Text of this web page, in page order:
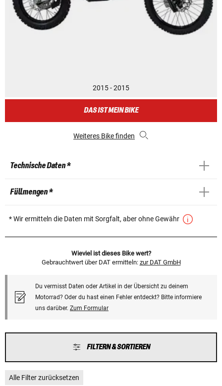
2015 - 2015
DAS IST MEIN BIKE
Weiteres Bike finden
Technische Daten *
Füllmengen *
* Wir ermitteln die Daten mit Sorgfalt, aber ohne Gewähr
Wieviel ist dieses Bike wert?
Gebrauchtwert über DAT ermitteln: zur DAT GmbH
Du vermisst Daten oder Artikel in der Übersicht zu deinem
Motorrad? Oder du hast einen Fehler entdeckt? Bitte informiere
uns darüber. Zum Formular
FILTERN & SORTIEREN
Alle Filter zurücksetzen